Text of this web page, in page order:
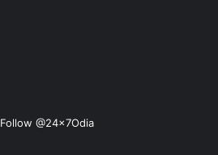
Follow @24x7Odia